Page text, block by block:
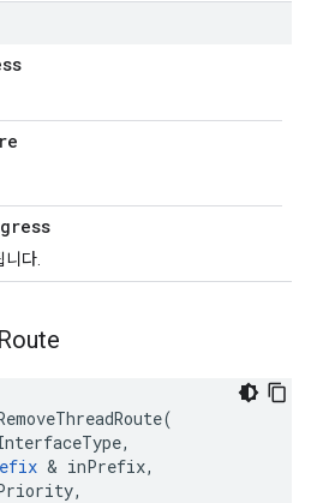
다.
Route
(
,
& inPrefix,
,